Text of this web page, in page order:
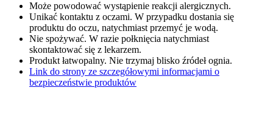
Może powodować wystąpienie reakcji alergicznych.
Unikać kontaktu z oczami. W przypadku dostania się
produktu do oczu, natychmiast przemyć je wodą.
Nie spożywać. W razie połknięcia natychmiast
skontaktować się z lekarzem.
Produkt łatwopalny. Nie trzymaj blisko źródeł ognia.
Link do strony ze szczegółowymi informacjami o
bezpieczeństwie produktów